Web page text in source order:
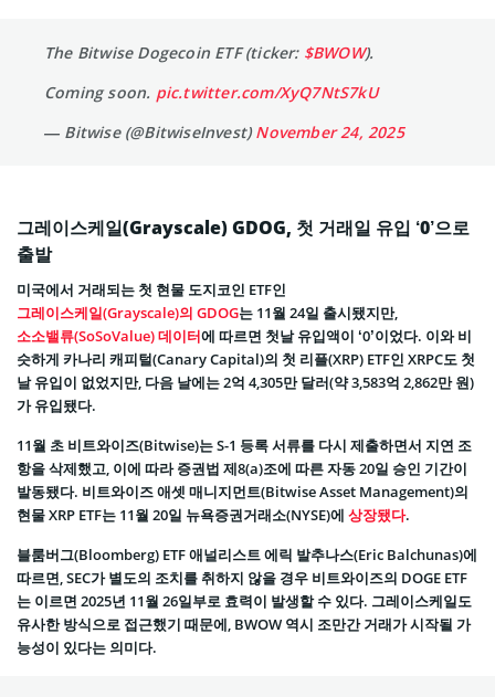
The Bitwise Dogecoin ETF (ticker: $BWOW).
Coming soon. pic.twitter.com/XyQ7NtS7kU
— Bitwise (@BitwiseInvest)November 24, 2025
그레이스케일(Grayscale) GDOG, 첫 거래일 유입 ‘0’으로
출발
미국에서 거래되는 첫 현물 도지코인 ETF인
그레이스케일(Grayscale)의 GDOG는 11월 24일 출시됐지만,
소소밸류(SoSoValue) 데이터에 따르면 첫날 유입액이 ‘0’이었다. 이와 비
슷하게 카나리 캐피털(Canary Capital)의 첫 리플(XRP) ETF인 XRPC도 첫
날 유입이 없었지만, 다음 날에는 2억 4,305만 달러(약 3,583억 2,862만 원)
가 유입됐다.
11월 초 비트와이즈(Bitwise)는 S-1 등록 서류를 다시 제출하면서 지연 조
항을 삭제했고, 이에 따라 증권법 제8(a)조에 따른 자동 20일 승인 기간이
발동됐다. 비트와이즈 애셋 매니지먼트(Bitwise Asset Management)의
현물 XRP ETF는 11월 20일 뉴욕증권거래소(NYSE)에 상장됐다.
블룸버그(Bloomberg) ETF 애널리스트 에릭 발추나스(Eric Balchunas)에
따르면, SEC가 별도의 조치를 취하지 않을 경우 비트와이즈의 DOGE ETF
는 이르면 2025년 11월 26일부로 효력이 발생할 수 있다. 그레이스케일도
유사한 방식으로 접근했기 때문에, BWOW 역시 조만간 거래가 시작될 가
능성이 있다는 의미다.